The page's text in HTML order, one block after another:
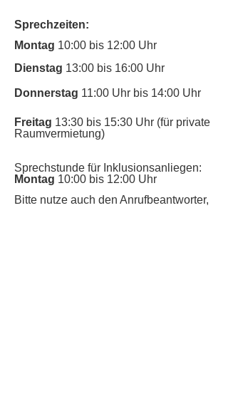
Sprechzeiten:
Montag 10:00 bis 12:00 Uhr
Dienstag 13:00 bis 16:00 Uhr
Donnerstag 11:00 Uhr bis 14:00 Uhr
Freitag 13:30 bis 15:30 Uhr (für private
Raumvermietung)
Sprechstunde für Inklusionsanliegen:
Montag 10:00 bis 12:00 Uhr
​Bitte nutze auch den Anrufbeantworter,